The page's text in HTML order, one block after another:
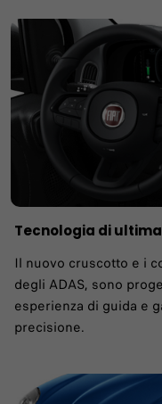
Tecnologia di
Il nuovo cruscotto e i
degli ADAS, sono
esperienza di guida e
precisione.